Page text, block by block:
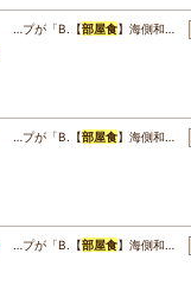
…プが「B.【部屋食】海側和…
…プが「B.【部屋食】海側和…
…プが「B.【部屋食】海側和…